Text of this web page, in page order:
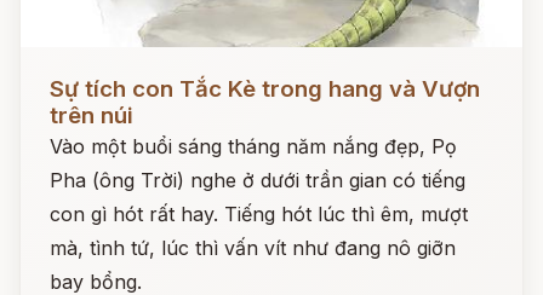
Sự tích con Tắc Kè trong hang và Vượn
trên núi
Vào một buổi sáng tháng năm nắng đẹp, Pọ
Pha (ông Trời) nghe ở dưới trần gian có tiếng
con gì hót rất hay. Tiếng hót lúc thì êm, mượt
mà, tình tứ, lúc thì vấn vít như đang nô giỡn
bay bổng.